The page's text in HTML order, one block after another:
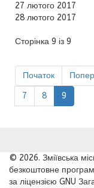
27 лютого 2017
28 лютого 2017
Сторінка 9 із 9
Початок
7
8 9
© 2026. Зміївська
безкоштовне
за ліцензією GNU